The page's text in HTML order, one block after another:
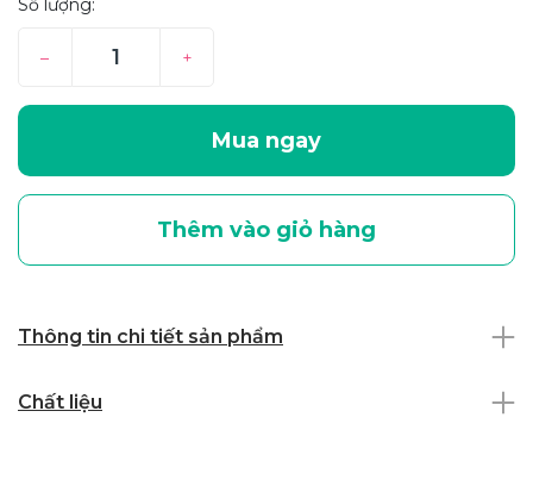
Số lượng:
– +
Mua ngay
Thêm vào giỏ hàng
Thông tin chi tiết sản phẩm
Chất liệu